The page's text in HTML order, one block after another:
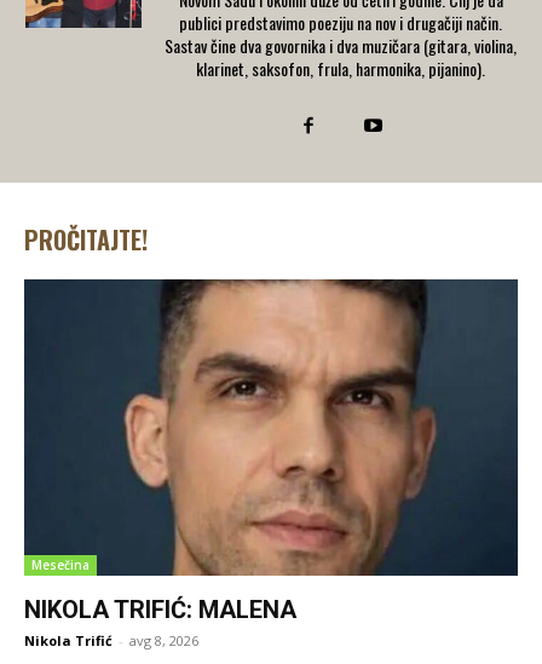
publici predstavimo poeziju na nov i drugačiji način.
Sastav čine dva govornika i dva muzičara (gitara, violina,
klarinet, saksofon, frula, harmonika, pijanino).
PROČITAJTE!
Mesečina
NIKOLA TRIFIĆ: MALENA
Nikola Trifić - avg 8, 2026